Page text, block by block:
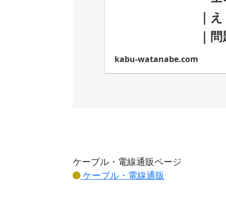
｜
｜
kabu-watanabe.com
ケーブル・電線通販ページ
ケーブル・電線通販